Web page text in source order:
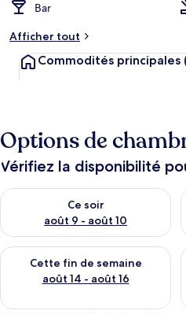
Bar
Afficher tout
Commodités principales
Options de
Vérifiez la disponibilité
Ce soir
août 9 - août 10
Vérifier la disponibilité pour ce
Cette fin de semaine
août 14 - août 16
Vérifier la disponibilité pour